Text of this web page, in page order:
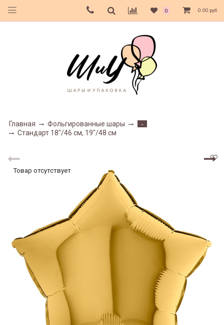
0 0.00 руб
Главная Фольгированные шары
-
Стандарт 18"/46 см, 19"/48 см
Товар отсутствует